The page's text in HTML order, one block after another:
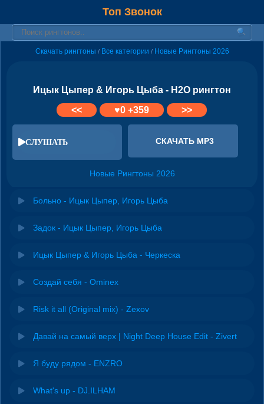
Топ Звонок
Скачать рингтоны / Все категории / Новые Рингтоны 2026
Ицык Цыпер & Игорь Цыба - H2O рингтон
<<
♥0+359 >>
СЛУШАТЬ СКАЧАТЬ MP3
Новые Рингтоны 2026
Больно - Ицык Цыпер, Игорь Цыба
Задок - Ицык Цыпер, Игорь Цыба
Ицык Цыпер & Игорь Цыба - Черкеска
Создай себя - Ominex
Risk it all (Original mix) - Zexov
Давай на самый верх | Night Deep House Edit - Zivert
Я буду рядом - ENZRO
What's up - DJ.ILHAM